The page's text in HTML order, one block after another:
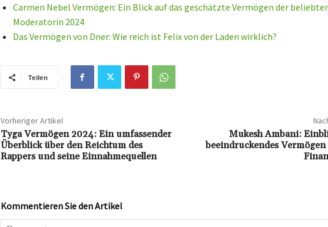
Carmen Nebel Vermögen: Ein Blick auf das geschätzte Vermögen der
Moderatorin 2024
Das Vermögen von Dner: Wie reich ist Felix von der Laden wirklich?
Teilen
Vorheriger Artikel
Tyga Vermögen 2024: Ein umfassender
Überblick über den Reichtum des
Rappers und seine Einnahmequellen
Mukesh Ambani:
beeindruckendes
Kommentieren Sie den Artikel